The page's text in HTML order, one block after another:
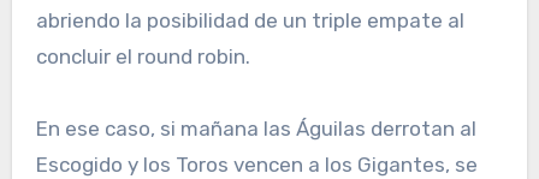
abriendo la posibilidad de un triple empate al
concluir el round robin.
En ese caso, si mañana las Águilas derrotan al
Escogido y los Toros vencen a los Gigantes, se